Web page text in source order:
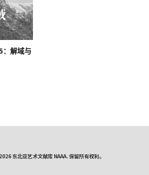
：解域与
东北亚艺术文献库 NAAA. 保留所有权利。